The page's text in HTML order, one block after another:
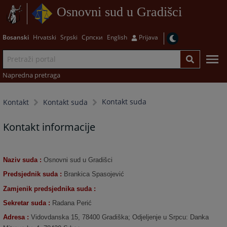
Osnovni sud u Gradišci
Bosanski Hrvatski Srpski Српски English Prijava
Napredna pretraga
Kontakt Kontakt suda Kontakt suda
Kontakt informacije
Naziv suda :Osnovni sud u Gradišci
Predsjednik suda : Brankica Spasojević
Zamjenik predsjednika suda :
Sekretar suda : Radana Perić
Adresa :Vidovdanska 15, 78400 Gradiška; Odjeljenje u Srpcu: Danka